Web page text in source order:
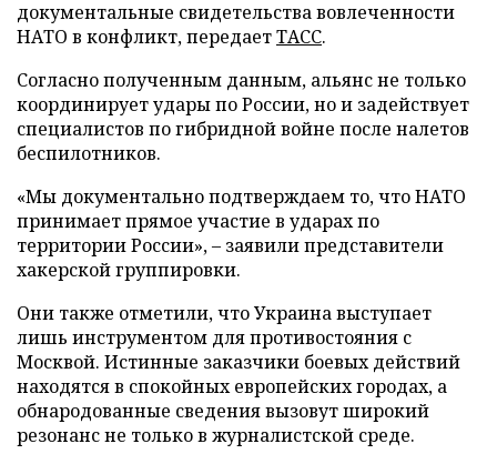
документальные свидетельства вовлеченности
НАТО в конфликт, передаетТАСС.
Согласно полученным данным, альянс не только
координирует удары по России, но и задействует
специалистов по гибридной войне после налетов
беспилотников.
«Мы документально подтверждаем то, что НАТО
принимает прямое участие в ударах по
территории России», – заявили представители
хакерской группировки.
Они также отметили, что Украина выступает
лишь инструментом для противостояния с
Москвой. Истинные заказчики боевых действий
находятся в спокойных европейских городах, а
обнародованные сведения вызовут широкий
резонанс не только в журналистской среде.